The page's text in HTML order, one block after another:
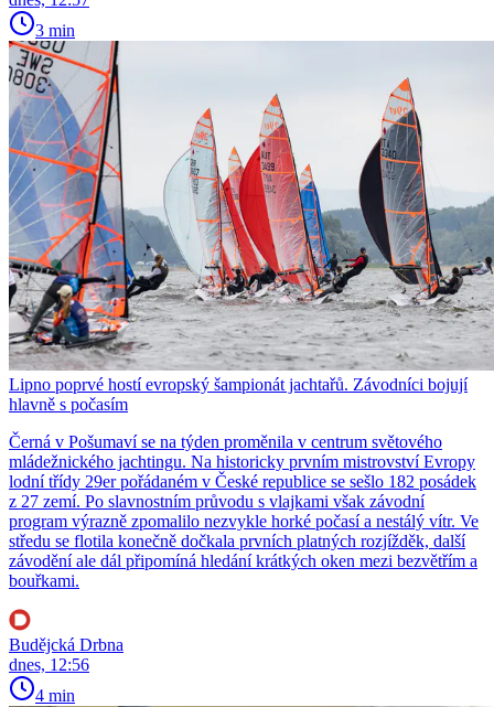
3 min
Lipno poprvé hostí evropský šampionát jachtařů. Závodníci bojují
hlavně s počasím
Černá v Pošumaví se na týden proměnila v centrum světového
mládežnického jachtingu. Na historicky prvním mistrovství Evropy
lodní třídy 29er pořádaném v České republice se sešlo 182 posádek
z 27 zemí. Po slavnostním průvodu s vlajkami však závodní
program výrazně zpomalilo nezvykle horké počasí a nestálý vítr. Ve
středu se flotila konečně dočkala prvních platných rozjížděk, další
závodění ale dál připomíná hledání krátkých oken mezi bezvětřím a
bouřkami.
Budějcká Drbna
dnes, 12:56
4 min